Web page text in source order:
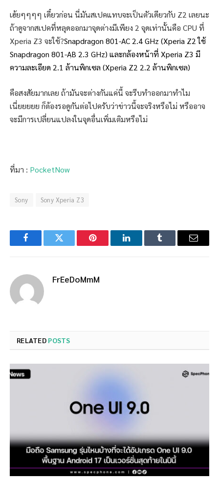
เฮ้ยๆๆๆๆ เดี๋ยวก่อน นี่มันสเปคแทบจะเป็นตัวเดียวกับ Z2 เลยนะ
ถ้าดูจากสเปคที่หลุดออกมาจุดต่างมีเพียง 2 จุดเท่านั้นคือ CPU ที่
Xperia Z3 จะใช้?Snapdragon 801-AC 2.4 GHz (Xperia Z2 ใช้
Snapdragon 801-AฺB 2.3 GHz) และกล้องหน้าที่ Xperia Z3 มี
ความละเอียด 2.1 ล้านพิกเซล (Xperia Z2 2.2 ล้านพิกเซล)
คือสงสัยมากเลย ถ้ามันจะต่างกันแค่นี้ จะรีบทำออกมาทำไม
เนี่ยยยยย ก็ต้องรอดูกันต่อไปครับว่าข่าวนี้จะจริงหรือไม่ หรืออาจ
จะมีการเปลี่ยนแปลงในจุดอื่นเพิ่มเติมหรือไม่
ที่มา : PocketNow
Sony Sony Xperia Z3
FacebookTwitter Pinterest LinkedInTumblr Email
FrEeDoMmM
RELATED POSTS